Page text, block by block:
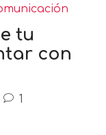
tu
con
1